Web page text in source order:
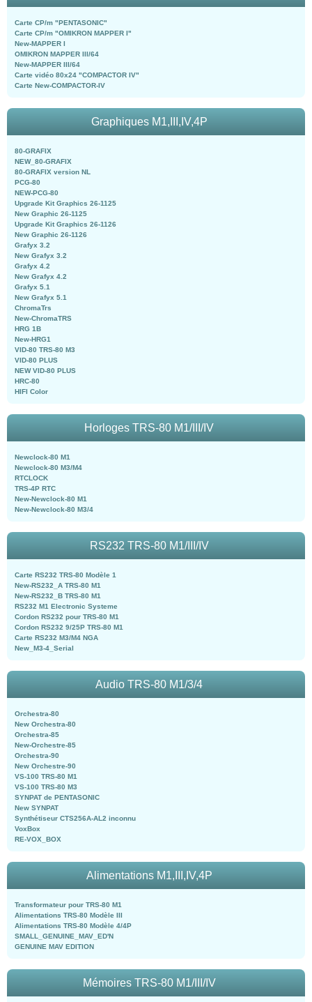
Carte CP/m "PENTASONIC"
Carte CP/m "OMIKRON MAPPER I"
New-MAPPER I
OMIKRON MAPPER III/64
New-MAPPER III/64
Carte vidéo 80x24 "COMPACTOR IV"
Carte New-COMPACTOR-IV
Graphiques M1,III,IV,4P
80-GRAFIX
NEW_80-GRAFIX
80-GRAFIX version NL
PCG-80
NEW-PCG-80
Upgrade Kit Graphics 26-1125
New Graphic 26-1125
Upgrade Kit Graphics 26-1126
New Graphic 26-1126
Grafyx 3.2
New Grafyx 3.2
Grafyx 4.2
New Grafyx 4.2
Grafyx 5.1
New Grafyx 5.1
ChromaTrs
New-ChromaTRS
HRG 1B
New-HRG1
VID-80 TRS-80 M3
VID-80 PLUS
NEW VID-80 PLUS
HRC-80
HIFI Color
Horloges TRS-80 M1/III/IV
Newclock-80 M1
Newclock-80 M3/M4
RTCLOCK
TRS-4P RTC
New-Newclock-80 M1
New-Newclock-80 M3/4
RS232 TRS-80 M1/III/IV
Carte RS232 TRS-80 Modèle 1
New-RS232_A TRS-80 M1
New-RS232_B TRS-80 M1
RS232 M1 Electronic Systeme
Cordon RS232 pour TRS-80 M1
Cordon RS232 9/25P TRS-80 M1
Carte RS232 M3/M4 NGA
New_M3-4_Serial
Audio TRS-80 M1/3/4
Orchestra-80
New Orchestra-80
Orchestra-85
New-Orchestre-85
Orchestra-90
New Orchestre-90
VS-100 TRS-80 M1
VS-100 TRS-80 M3
SYNPAT de PENTASONIC
New SYNPAT
Synthétiseur CTS256A-AL2 inconnu
VoxBox
RE-VOX_BOX
Alimentations M1,III,IV,4P
Transformateur pour TRS-80 M1
Alimentations TRS-80 Modèle III
Alimentations TRS-80 Modèle 4/4P
SMALL_GENUINE_MAV_ED'N
GENUINE MAV EDITION
Mémoires TRS-80 M1/III/IV